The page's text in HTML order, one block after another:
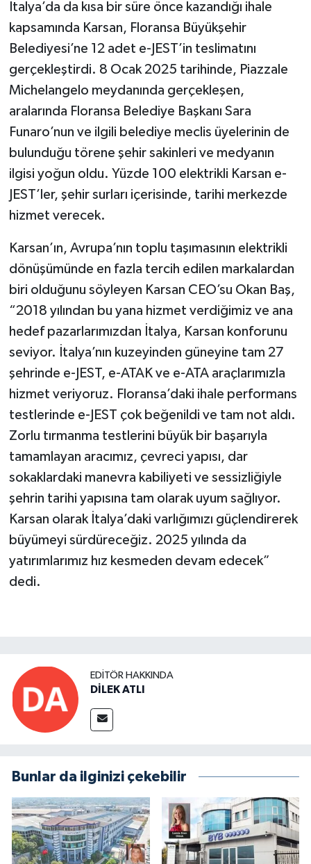
İtalya’da da kısa bir süre önce kazandığı ihale
kapsamında Karsan, Floransa Büyükşehir
Belediyesi’ne 12 adet e-JEST’in teslimatını
gerçekleştirdi. 8 Ocak 2025 tarihinde, Piazzale
Michelangelo meydanında gerçekleşen,
aralarında Floransa Belediye Başkanı Sara
Funaro’nun ve ilgili belediye meclis üyelerinin de
bulunduğu törene şehir sakinleri ve medyanın
ilgisi yoğun oldu. Yüzde 100 elektrikli Karsan e-
JEST’ler, şehir surları içerisinde, tarihi merkezde
hizmet verecek.
Karsan’ın, Avrupa’nın toplu taşımasının elektrikli
dönüşümünde en fazla tercih edilen markalardan
biri olduğunu söyleyen Karsan CEO’su Okan Baş,
“2018 yılından bu yana hizmet verdiğimiz ve ana
hedef pazarlarımızdan İtalya, Karsan konforunu
seviyor. İtalya’nın kuzeyinden güneyine tam 27
şehrinde e-JEST, e-ATAK ve e-ATA araçlarımızla
hizmet veriyoruz. Floransa’daki ihale performans
testlerinde e-JEST çok beğenildi ve tam not aldı.
Zorlu tırmanma testlerini büyük bir başarıyla
tamamlayan aracımız, çevreci yapısı, dar
sokaklardaki manevra kabiliyeti ve sessizliğiyle
şehrin tarihi yapısına tam olarak uyum sağlıyor.
Karsan olarak İtalya’daki varlığımızı güçlendirerek
büyümeyi sürdüreceğiz. 2025 yılında da
yatırımlarımız hız kesmeden devam edecek”
dedi.
EDITÖR HAKKINDA
DİLEK ATLI
Bunlar da ilginizi çekebilir